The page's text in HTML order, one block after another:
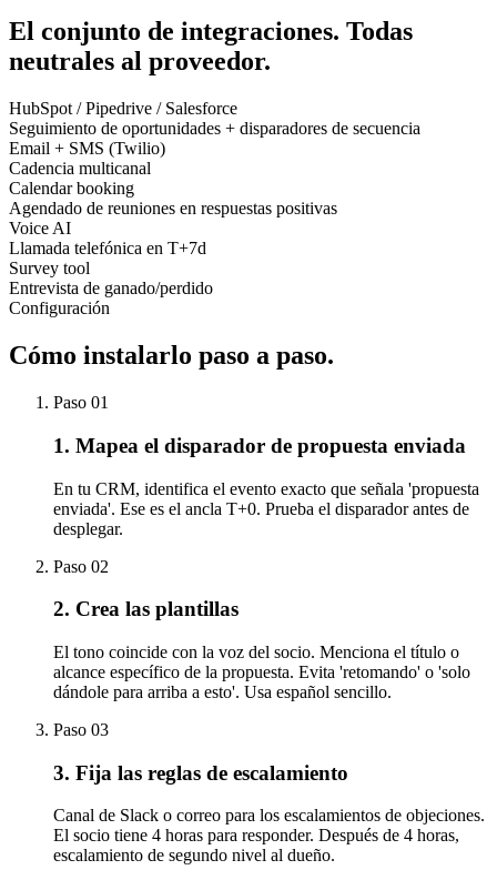
El conjunto de integraciones. Todas
neutrales al proveedor.
HubSpot / Pipedrive / Salesforce
Seguimiento de oportunidades + disparadores de secuencia
Email + SMS (Twilio)
Cadencia multicanal
Calendar booking
Agendado de reuniones en respuestas positivas
Voice AI
Llamada telefónica en T+7d
Survey tool
Entrevista de ganado/perdido
Configuración
Cómo instalarlo paso a paso.
Paso 01
1. Mapea el disparador de propuesta enviada
En tu CRM, identifica el evento exacto que señala 'propuesta
enviada'. Ese es el ancla T+0. Prueba el disparador antes de
desplegar.
Paso 02
2. Crea las plantillas
El tono coincide con la voz del socio. Menciona el título o
alcance específico de la propuesta. Evita 'retomando' o 'solo
dándole para arriba a esto'. Usa español sencillo.
Paso 03
3. Fija las reglas de escalamiento
Canal de Slack o correo para los escalamientos de objeciones.
El socio tiene 4 horas para responder. Después de 4 horas,
escalamiento de segundo nivel al dueño.